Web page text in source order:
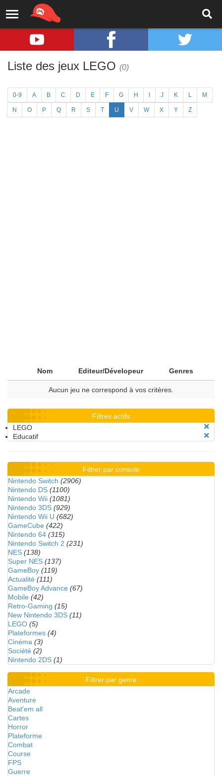
Liste des jeux LEGO (0)
0-9 A B C D E F G H J K L M
N O P Q R S T U V W X Y Z
Nom Editeur/Dévelopeur Genres
Aucun jeu ne correspond à vos critères.
Filtres actifs
LEGO
Educatif
Filtrer par console
Nintendo Switch (2906)
Nintendo DS (1100)
Nintendo Wii (1081)
Nintendo 3DS (929)
Nintendo Wii U (682)
GameCube (422)
Nintendo 64 (315)
Nintendo Switch 2 (231)
NES (138)
Super NES (137)
GameBoy (119)
Actualité (111)
GameBoy Advance (67)
Mobile (42)
Retro-Gaming (15)
New Nintendo 3DS (11)
LEGO (5)
Plateformes (4)
Cinéma (3)
Société (2)
Nintendo 2DS (1)
Filtrer par genre
Arcade
Aventure
Beat'em all
Cartes
Horror
Plateforme
Combat
Course
FPS
Guerre